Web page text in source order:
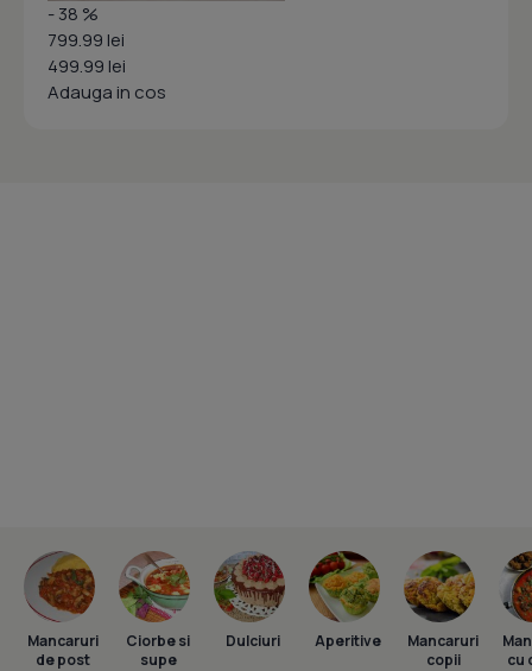
- 38 %
799.99 lei
499.99 lei
Adauga in cos
Mancaruri
de post
Ciorbe si
supe
Dulciuri Aperitive
Mancaruri
copii
cu